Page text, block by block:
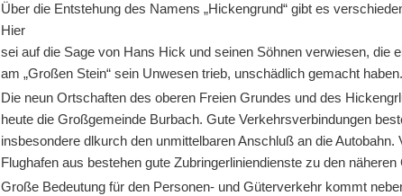
Über die Entstehung des Namens „Hickengrund“ gibt es
Hier
sei auf die Sage von Hans Hick und seinen Söhnen verwiesen, die
am „Großen Stein“ sein Unwesen trieb, unschädlich gemacht haben.
Die neun Ortschaften des oberen Freien Grundes und des
heute die Großgemeinde Burbach. Gute Verkehrsverbindungen
insbesondere dlkurch den unmittelbaren Anschluß an die Autobahn.
Flughafen aus bestehen gute Zubringerliniendienste zu den näheren
Große Bedeutung für den Personen- und Güterverkehr kommt